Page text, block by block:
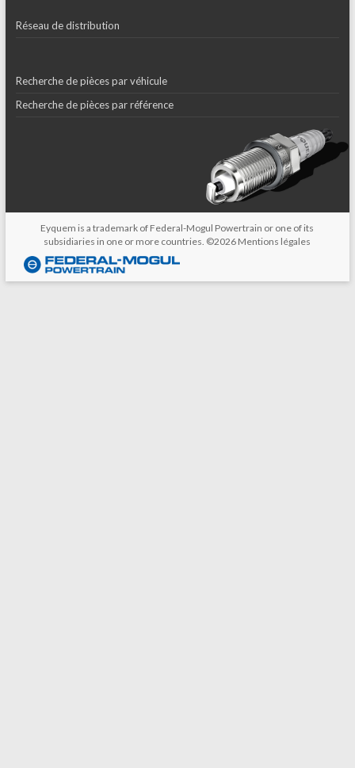
Réseau de distribution
Recherche de pièces par véhicule
Recherche de pièces par référence
Eyquem is a trademark of Federal-Mogul Powertrain or one of its
subsidiaries in one or more countries. ©2026 Mentions légales